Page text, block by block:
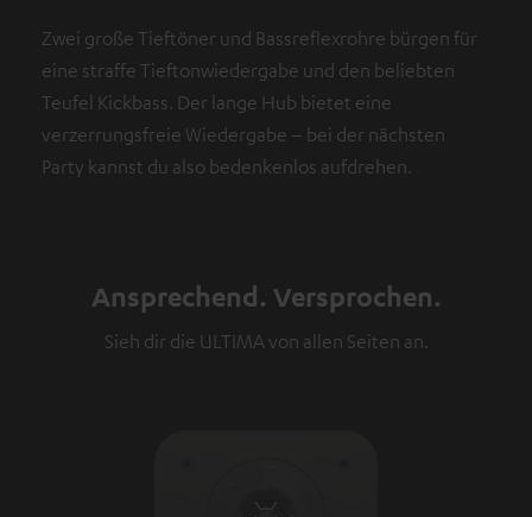
Zwei große Tieftöner und Bassreflexrohre bürgen für
eine straffe Tieftonwiedergabe und den beliebten
Teufel Kickbass. Der lange Hub bietet eine
verzerrungsfreie Wiedergabe – bei der nächsten
Party kannst du also bedenkenlos aufdrehen.
Ansprechend. Versprochen.
Sieh dir die ULTIMA von allen Seiten an.